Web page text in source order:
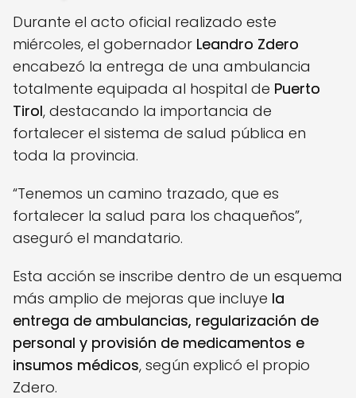
Durante el acto oficial realizado este
miércoles, el gobernador Leandro Zdero
encabezó la entrega de una ambulancia
totalmente equipada al hospital de Puerto
Tirol, destacando la importancia de
fortalecer el sistema de salud pública en
toda la provincia.
“Tenemos un camino trazado, que es
fortalecer la salud para los chaqueños”,
aseguró el mandatario.
Esta acción se inscribe dentro de un esquema
más amplio de mejoras que incluye la
entrega de ambulancias, regularización de
personal y provisión de medicamentos e
insumos médicos, según explicó el propio
Zdero.